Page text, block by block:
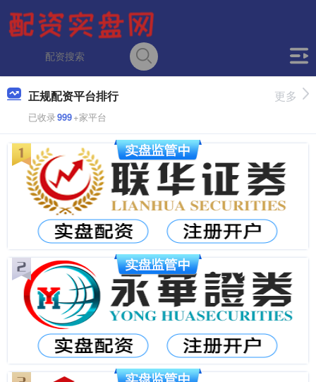
正规配资平台排行
已收录999+家平台
更多